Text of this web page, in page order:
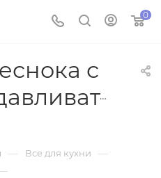
0
с
— Все для кухни —